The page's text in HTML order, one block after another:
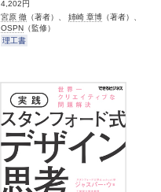
4,202円
宮原 徹 （著者）、 姉崎 章博 （著者）、
OSPN （監修）
理工書